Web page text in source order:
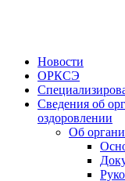
Новости
ОРКСЭ
Сведения об
оздоровлении
Об